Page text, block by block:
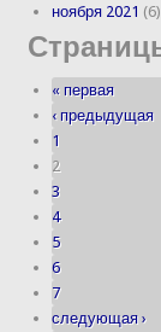
ноября 2021 (6)
« первая
‹ предыдущая
1
2
3
4
5
6
7
следующая ›